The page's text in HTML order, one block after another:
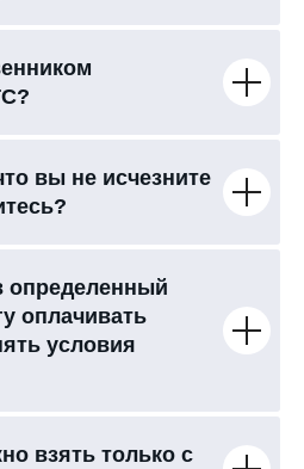
вы не исчезните
определенный
оплачивать
условия
взять только с